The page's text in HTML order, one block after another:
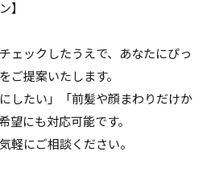
】
ェックしたうえで、あなたにぴっ
ご提案いたします。
したい」「前髪や顔まわりだけか
望にも対応可能です。
軽にご相談ください。